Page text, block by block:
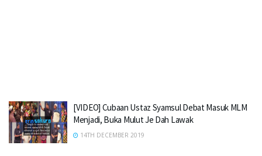
[VIDEO] Cubaan Ustaz Syamsul Debat Masuk MLM
Menjadi, Buka Mulut Je Dah Lawak
14TH DECEMBER 2019